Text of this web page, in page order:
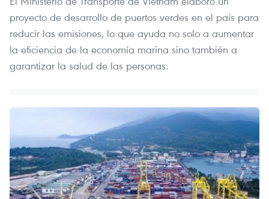
proyecto de desarrollo de puertos verdes en el país para
reducir las emisiones, lo que ayuda no solo a aumentar
la eficiencia de la economía marina sino también a
garantizar la salud de las personas.